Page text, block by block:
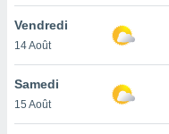
Vendredi
14 Août
Samedi
15 Août